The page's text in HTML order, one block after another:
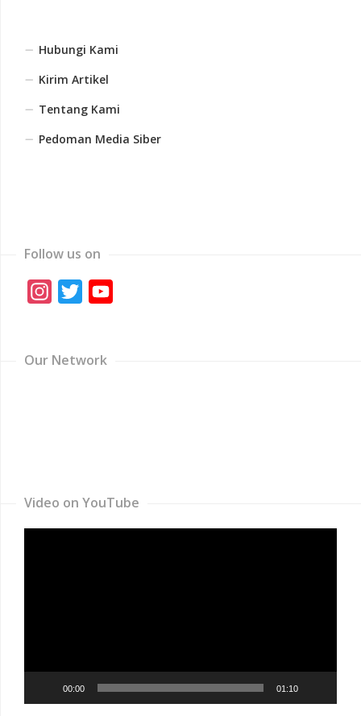
Hubungi Kami
Kirim Artikel
Tentang Kami
Pedoman Media Siber
Follow us on
Instagram
Twitter
Our Network
Video on YouTube
00:00 01:10